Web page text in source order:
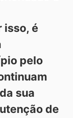
isso, é
pelo
sua
de